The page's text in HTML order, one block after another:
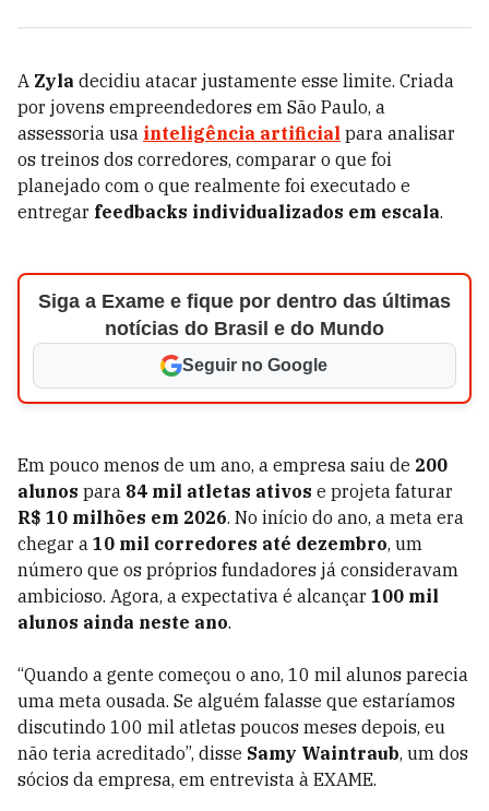
A Zyla decidiu atacar justamente esse limite. Criada
por jovens empreendedores em São Paulo, a
assessoria usa inteligência artificial para analisar
os treinos dos corredores, comparar o que foi
planejado com o que realmente foi executado e
entregar feedbacks individualizados em escala.
Siga a Exame e fique por dentro das últimas
notícias do Brasil e do Mundo
Seguir no Google
Em pouco menos de um ano, a empresa saiu de 200
alunos para 84 mil atletas ativos e projeta faturar
R$ 10 milhões em 2026. No início do ano, a meta era
chegar a 10 mil corredores até dezembro, um
número que os próprios fundadores já consideravam
ambicioso. Agora, a expectativa é alcançar 100 mil
alunos ainda neste ano.
“Quando a gente começou o ano, 10 mil alunos parecia
uma meta ousada. Se alguém falasse que estaríamos
discutindo 100 mil atletas poucos meses depois, eu
não teria acreditado”, disse Samy Waintraub, um dos
sócios da empresa, em entrevista à EXAME.